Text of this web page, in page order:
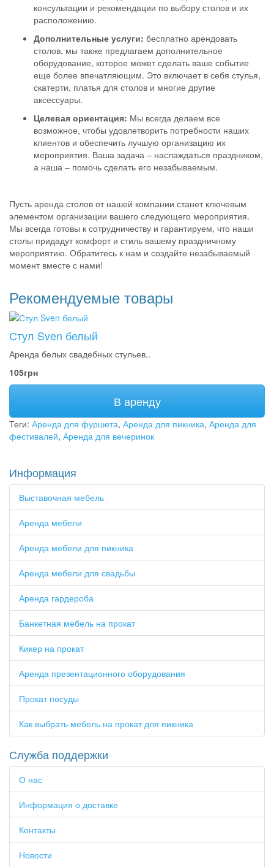
консультации и рекомендации по выбору столов и их
расположению.
Дополнительные услуги: бесплатно арендовать
столов, мы также предлагаем дополнительное
оборудование, которое может сделать ваше событие
еще более впечатляющим. Это включает в себя стулья,
скатерти, платья для столов и многие другие
аксессуары.
Целевая ориентация: Мы всегда делаем все
возможное, чтобы удовлетворить потребности наших
клиентов и обеспечить лучшую организацию их
мероприятия. Ваша задача – наслаждаться праздником,
а наша – помочь сделать его незабываемым.
Пусть аренда столов от нашей компании станет ключевым
элементом организации вашего следующего мероприятия.
Мы всегда готовы к сотрудничеству и гарантируем, что наши
столы придадут комфорт и стиль вашему праздничному
мероприятию. Обратитесь к нам и создайте незабываемый
момент вместе с нами!
Рекомендуемые товары
Стул Sven белый
Аренда белых свадебных стульев..
105грн
В аренду
Теги: Аренда для фуршета, Аренда для пикника, Аренда для
фестивалей, Аренда для вечеринок
Информация
Выставочная мебель
Аренда мебели
Аренда мебели для пикника
Аренда мебели для свадьбы
Аренда гардероба
Банкетная мебель на прокат
Кикер на прокат
Аренда презентационного оборудования
Прокат посуды
Как выбрать мебель на прокат для пикника
Служба поддержки
О нас
Информация о доставке
Контакты
Новости